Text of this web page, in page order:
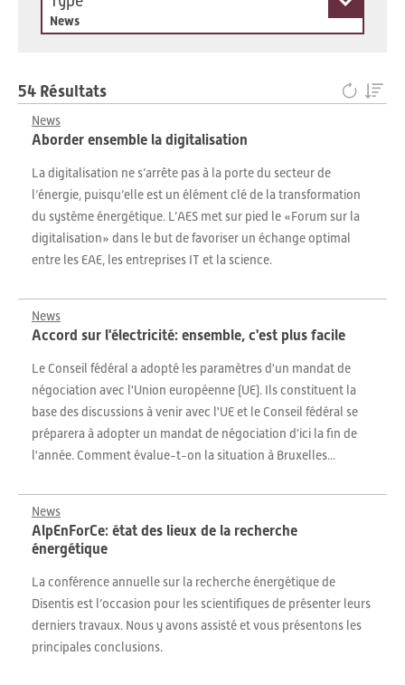
News
54 Résultats
News
Aborder ensemble la digitalisation
La digitalisation ne s’arrête pas à la porte du secteur de
l’énergie, puisqu’elle est un élément clé de la transformation
du système énergétique. L’AES met sur pied le «Forum sur la
digitalisation» dans le but de favoriser un échange optimal
entre les EAE, les entreprises IT et la science.
News
Accord sur l'électricité: ensemble, c'est plus facile
Le Conseil fédéral a adopté les paramètres d'un mandat de
négociation avec l'Union européenne (UE). Ils constituent la
base des discussions à venir avec l'UE et le Conseil fédéral se
préparera à adopter un mandat de négociation d'ici la fin de
l'année. Comment évalue-t-on la situation à Bruxelles...
News
AlpEnForCe: état des lieux de la recherche
énergétique
La conférence annuelle sur la recherche énergétique de
Disentis est l’occasion pour les scientifiques de présenter leurs
derniers travaux. Nous y avons assisté et vous présentons les
principales conclusions.